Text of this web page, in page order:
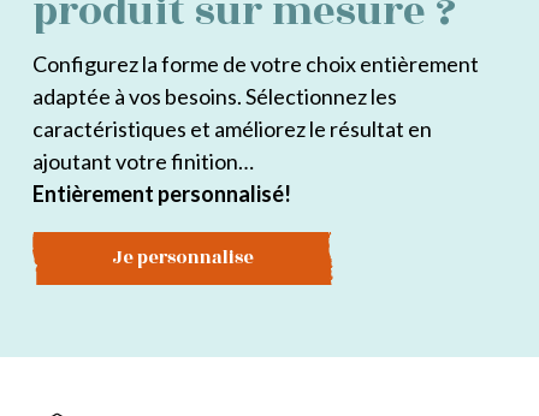
Configurez la forme de votre choix entièrement
adaptée à vos besoins. Sélectionnez les
caractéristiques et améliorez le résultat en
ajoutant votre finition…
Entièrement personnalisé!
Je personnalise